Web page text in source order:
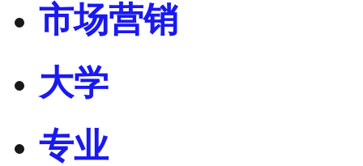
市场营销
大学
专业